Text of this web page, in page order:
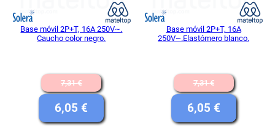
Base móvil 2P+T, 16A 250V~.
Caucho color negro.
7,31€
El
precio
original
6,05€
El
precio
Base móvil 2P+T, 16A
250V~.Elastómero blanco.
7,31€
El
precio
original
6,05 €
El
precio